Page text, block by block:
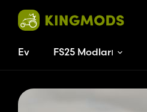
Ev FS25 Modları